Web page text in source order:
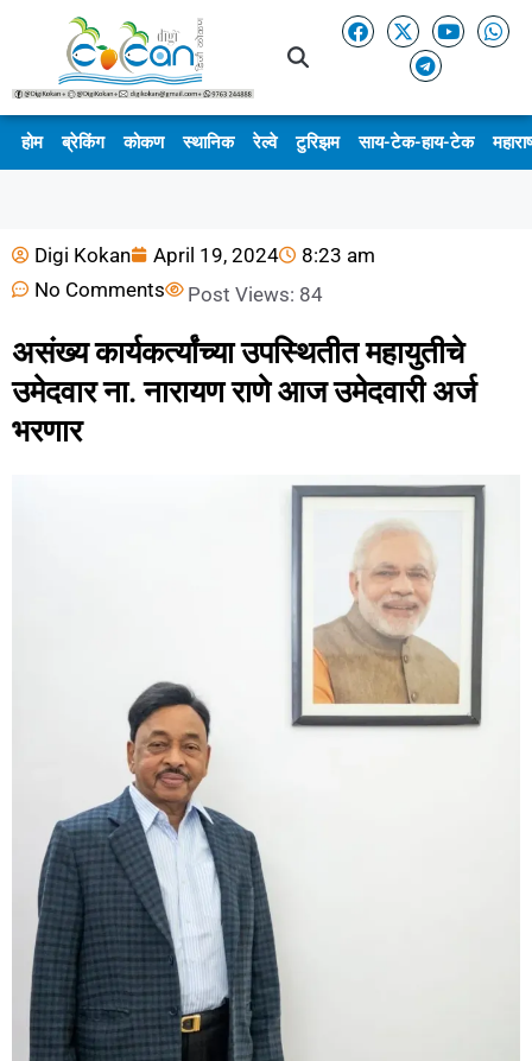
होम ब्रेकिंग कोकण स्थानिक रेल्वे टुरिझम साय-टेक-हाय-टेक
Digi Kokan April 19, 2024
8:23 am
No Comments
Post Views: 84
असंख्य कार्यकर्त्यांच्या उपस्थितीत महायुतीचे
उमेदवार ना. नारायण राणे आज उमेदवारी अर्ज
भरणार